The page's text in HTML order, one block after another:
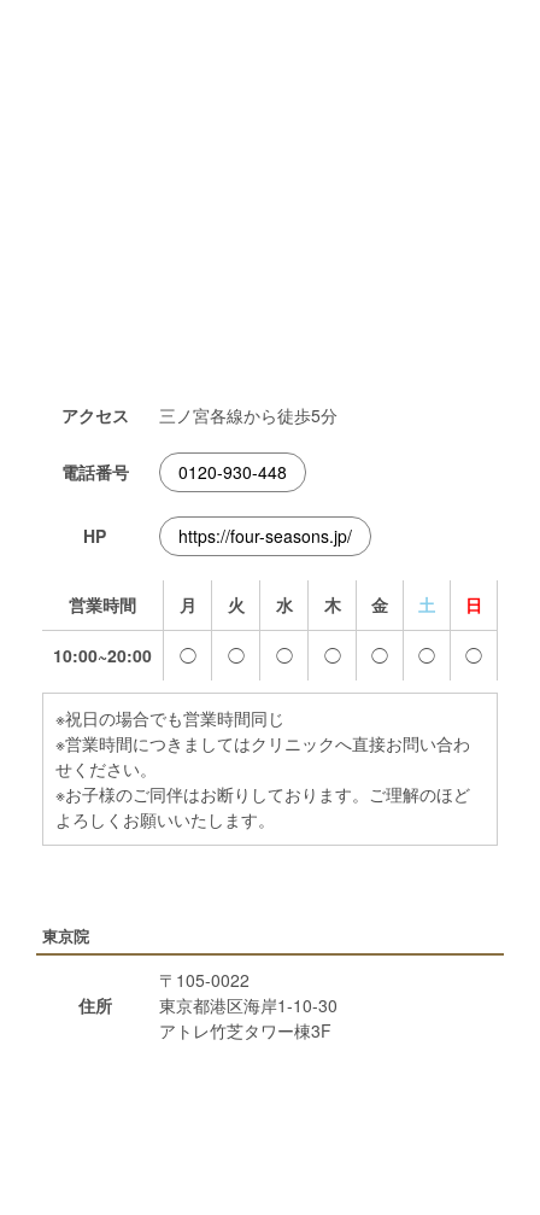
アクセス 三ノ宮各線から徒歩5分
電話番号 0120-930-448
HP https://four-seasons.jp/
営業時間 月 火 水 木 金 土 日
10:00~20:00 ◯ ◯ ◯ ◯ ◯ ◯ ◯
※祝日の場合でも営業時間同じ
※営業時間につきましてはクリニックへ直接お問い合わ
せください。
※お子様のご同伴はお断りしております。ご理解のほど
よろしくお願いいたします。
東京院
住所
〒105-0022
東京都港区海岸1-10-30
アトレ竹芝タワー棟3F